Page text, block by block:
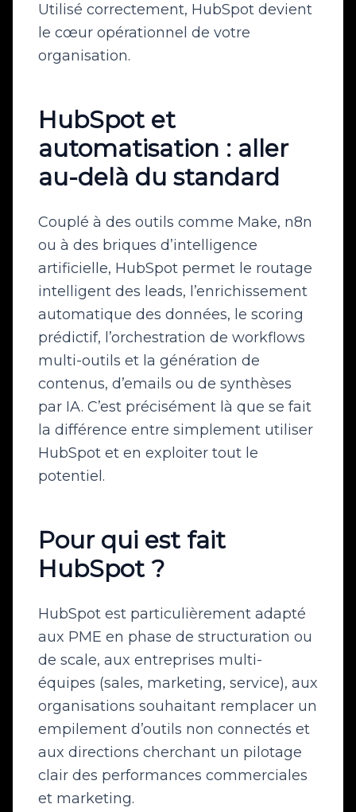
Utilisé correctement, HubSpot devient
le cœur opérationnel de votre
organisation.
HubSpot et
automatisation : aller
au-delà du standard
Couplé à des outils comme Make, n8n
ou à des briques d’intelligence
artificielle, HubSpot permet le routage
intelligent des leads, l’enrichissement
automatique des données, le scoring
prédictif, l’orchestration de workflows
multi-outils et la génération de
contenus, d’emails ou de synthèses
par IA. C’est précisément là que se fait
la différence entre simplement utiliser
HubSpot et en exploiter tout le
potentiel.
Pour qui est fait
HubSpot ?
HubSpot est particulièrement adapté
aux PME en phase de structuration ou
de scale, aux entreprises multi-
équipes (sales, marketing, service), aux
organisations souhaitant remplacer un
empilement d’outils non connectés et
aux directions cherchant un pilotage
clair des performances commerciales
et marketing.